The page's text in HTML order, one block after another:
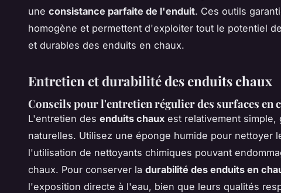
une consistance parfaite de l'enduit. Ces outils
homogène et permettent d'exploiter tout le potentiel
et durables des enduits en chaux.
Entretien et durabilité des enduits chaux
Conseils pour l'entretien régulier des surfaces en
L'entretien des enduits chaux est relativement simple,
naturelles. Utilisez une éponge humide pour nettoyer
l'utilisation de nettoyants chimiques pouvant
chaux. Pour conserver la durabilité des enduits en
l'exposition directe à l'eau, bien que leurs qualités